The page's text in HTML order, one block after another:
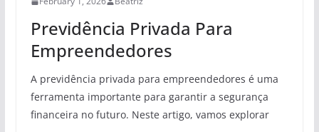
Previdência Privada Para
Empreendedores
A previdência privada para empreendedores é uma
ferramenta importante para garantir a segurança
financeira no futuro. Neste artigo, vamos explorar